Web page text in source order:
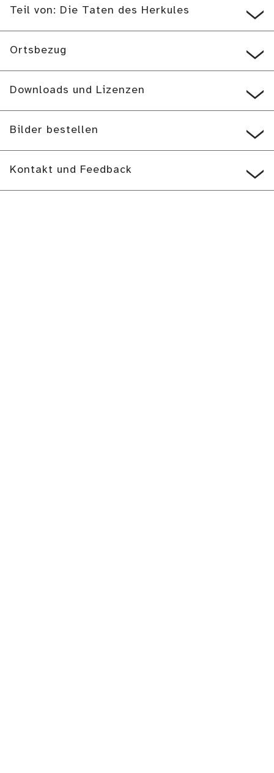
Teil von: Die Taten des Herkules
Ortsbezug
Downloads und Lizenzen
Bilder bestellen
Kontakt und Feedback